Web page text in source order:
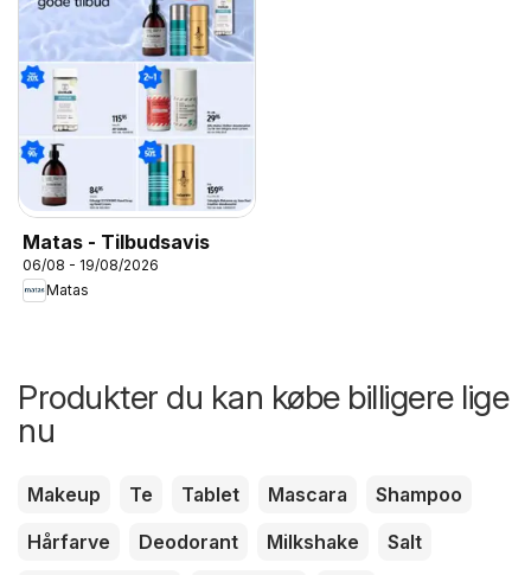
Matas - Tilbudsavis
06/08 - 19/08/2026
Matas
Produkter du kan købe billigere lige
nu
Makeup Te Tablet Mascara
Shampoo
Hårfarve
Deodorant Milkshake
Salt